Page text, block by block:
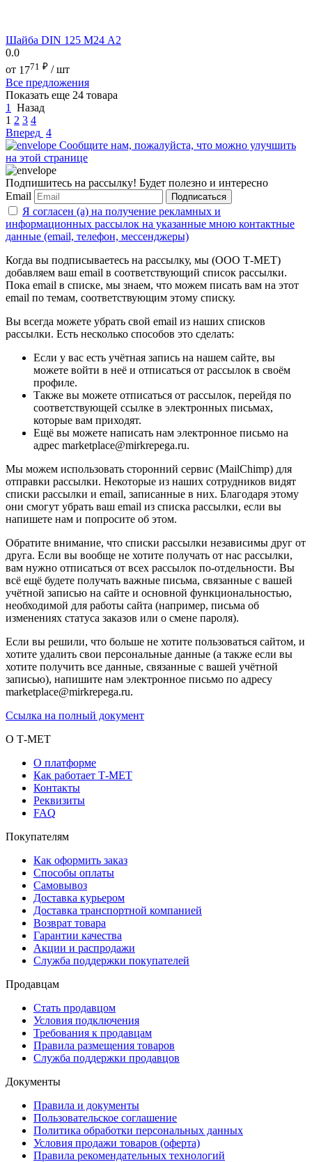
Шайба DIN 125 М24 А2
0.0
от 1771 ₽ / шт
Все предложения
Показать еще 24 товара
1
Назад
1 2 3 4
Вперед 4
Сообщите нам, пожалуйста, что можно улучшить
на этой странице
Подпишитесь на рассылку! Будет полезно и интересно
Email
Подписаться
Я согласен (а) на получение рекламных и
информационных рассылок на указанные мною контактные
данные (email, телефон, мессенджеры)
Когда вы подписываетесь на рассылку, мы (ООО Т-МЕТ)
добавляем ваш email в соответствующий список рассылки.
Пока email в списке, мы знаем, что можем писать вам на этот
email по темам, соответствующим этому списку.
Вы всегда можете убрать свой email из наших списков
рассылки. Есть несколько способов это сделать:
Если у вас есть учётная запись на нашем сайте, вы
можете войти в неё и отписаться от рассылок в своём
профиле.
Также вы можете отписаться от рассылок, перейдя по
соответствующей ссылке в электронных письмах,
которые вам приходят.
Ещё вы можете написать нам электронное письмо на
адрес marketplace@mirkrepega.ru.
Мы можем использовать сторонний сервис (MailChimp) для
отправки рассылки. Некоторые из наших сотрудников видят
списки рассылки и email, записанные в них. Благодаря этому
они смогут убрать ваш email из списка рассылки, если вы
напишете нам и попросите об этом.
Обратите внимание, что списки рассылки независимы друг от
друга. Если вы вообще не хотите получать от нас рассылки,
вам нужно отписаться от всех рассылок по-отдельности. Вы
всё ещё будете получать важные письма, связанные с вашей
учётной записью на сайте и основной функциональностью,
необходимой для работы сайта (например, письма об
изменениях статуса заказов или о смене пароля).
Если вы решили, что больше не хотите пользоваться сайтом, и
хотите удалить свои персональные данные (а также если вы
хотите получить все данные, связанные с вашей учётной
записью), напишите нам электронное письмо по адресу
marketplace@mirkrepega.ru.
Ссылка на полный документ
О Т-МЕТ
О платформе
Как работает Т-МЕТ
Контакты
Реквизиты
FAQ
Покупателям
Как оформить заказ
Способы оплаты
Самовывоз
Доставка курьером
Доставка транспортной компанией
Возврат товара
Гарантии качества
Акции и распродажи
Служба поддержки покупателей
Продавцам
Стать продавцом
Условия подключения
Требования к продавцам
Правила размещения товаров
Служба поддержки продавцов
Документы
Правила и документы
Пользовательское соглашение
Политика обработки персональных данных
Условия продажи товаров (оферта)
Правила рекомендательных технологий